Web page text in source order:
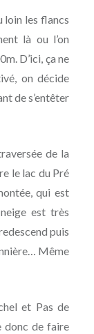
loin les flancs
là ou l’on
D’ici, ça ne
on décide
de s’entêter
de la
le lac du Pré
qui est
est très
puis
Même
et Pas de
donc de faire